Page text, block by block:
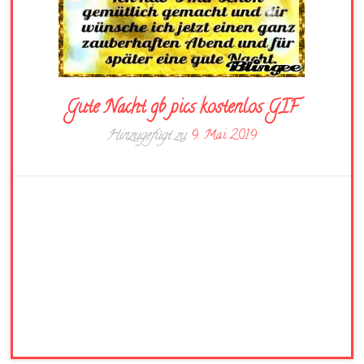
Gute Nacht gb pics kostenlos GIF
Hinzugefügt zu9. Mai 2019